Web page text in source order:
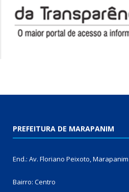
PREFEITURA DE MARAPANIM
End.: Av. Floriano Peixoto, Marapanim
Bairro: Centro